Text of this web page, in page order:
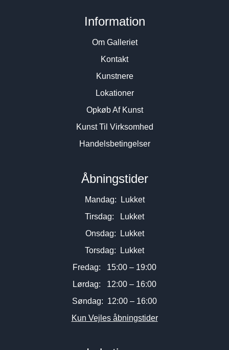
Information
Om Galleriet
Kontakt
Kunstnere
Lokationer
Opkøb Af Kunst
Kunst Til Virksomhed
Handelsbetingelser
Åbningstider
Mandag: Lukket
Tirsdag: Lukket
Onsdag: Lukket
Torsdag: Lukket
Fredag: 15:00 – 19:00
Lørdag: 12:00 – 16:00
Søndag: 12:00 – 16:00
Kun Vejles åbningstider